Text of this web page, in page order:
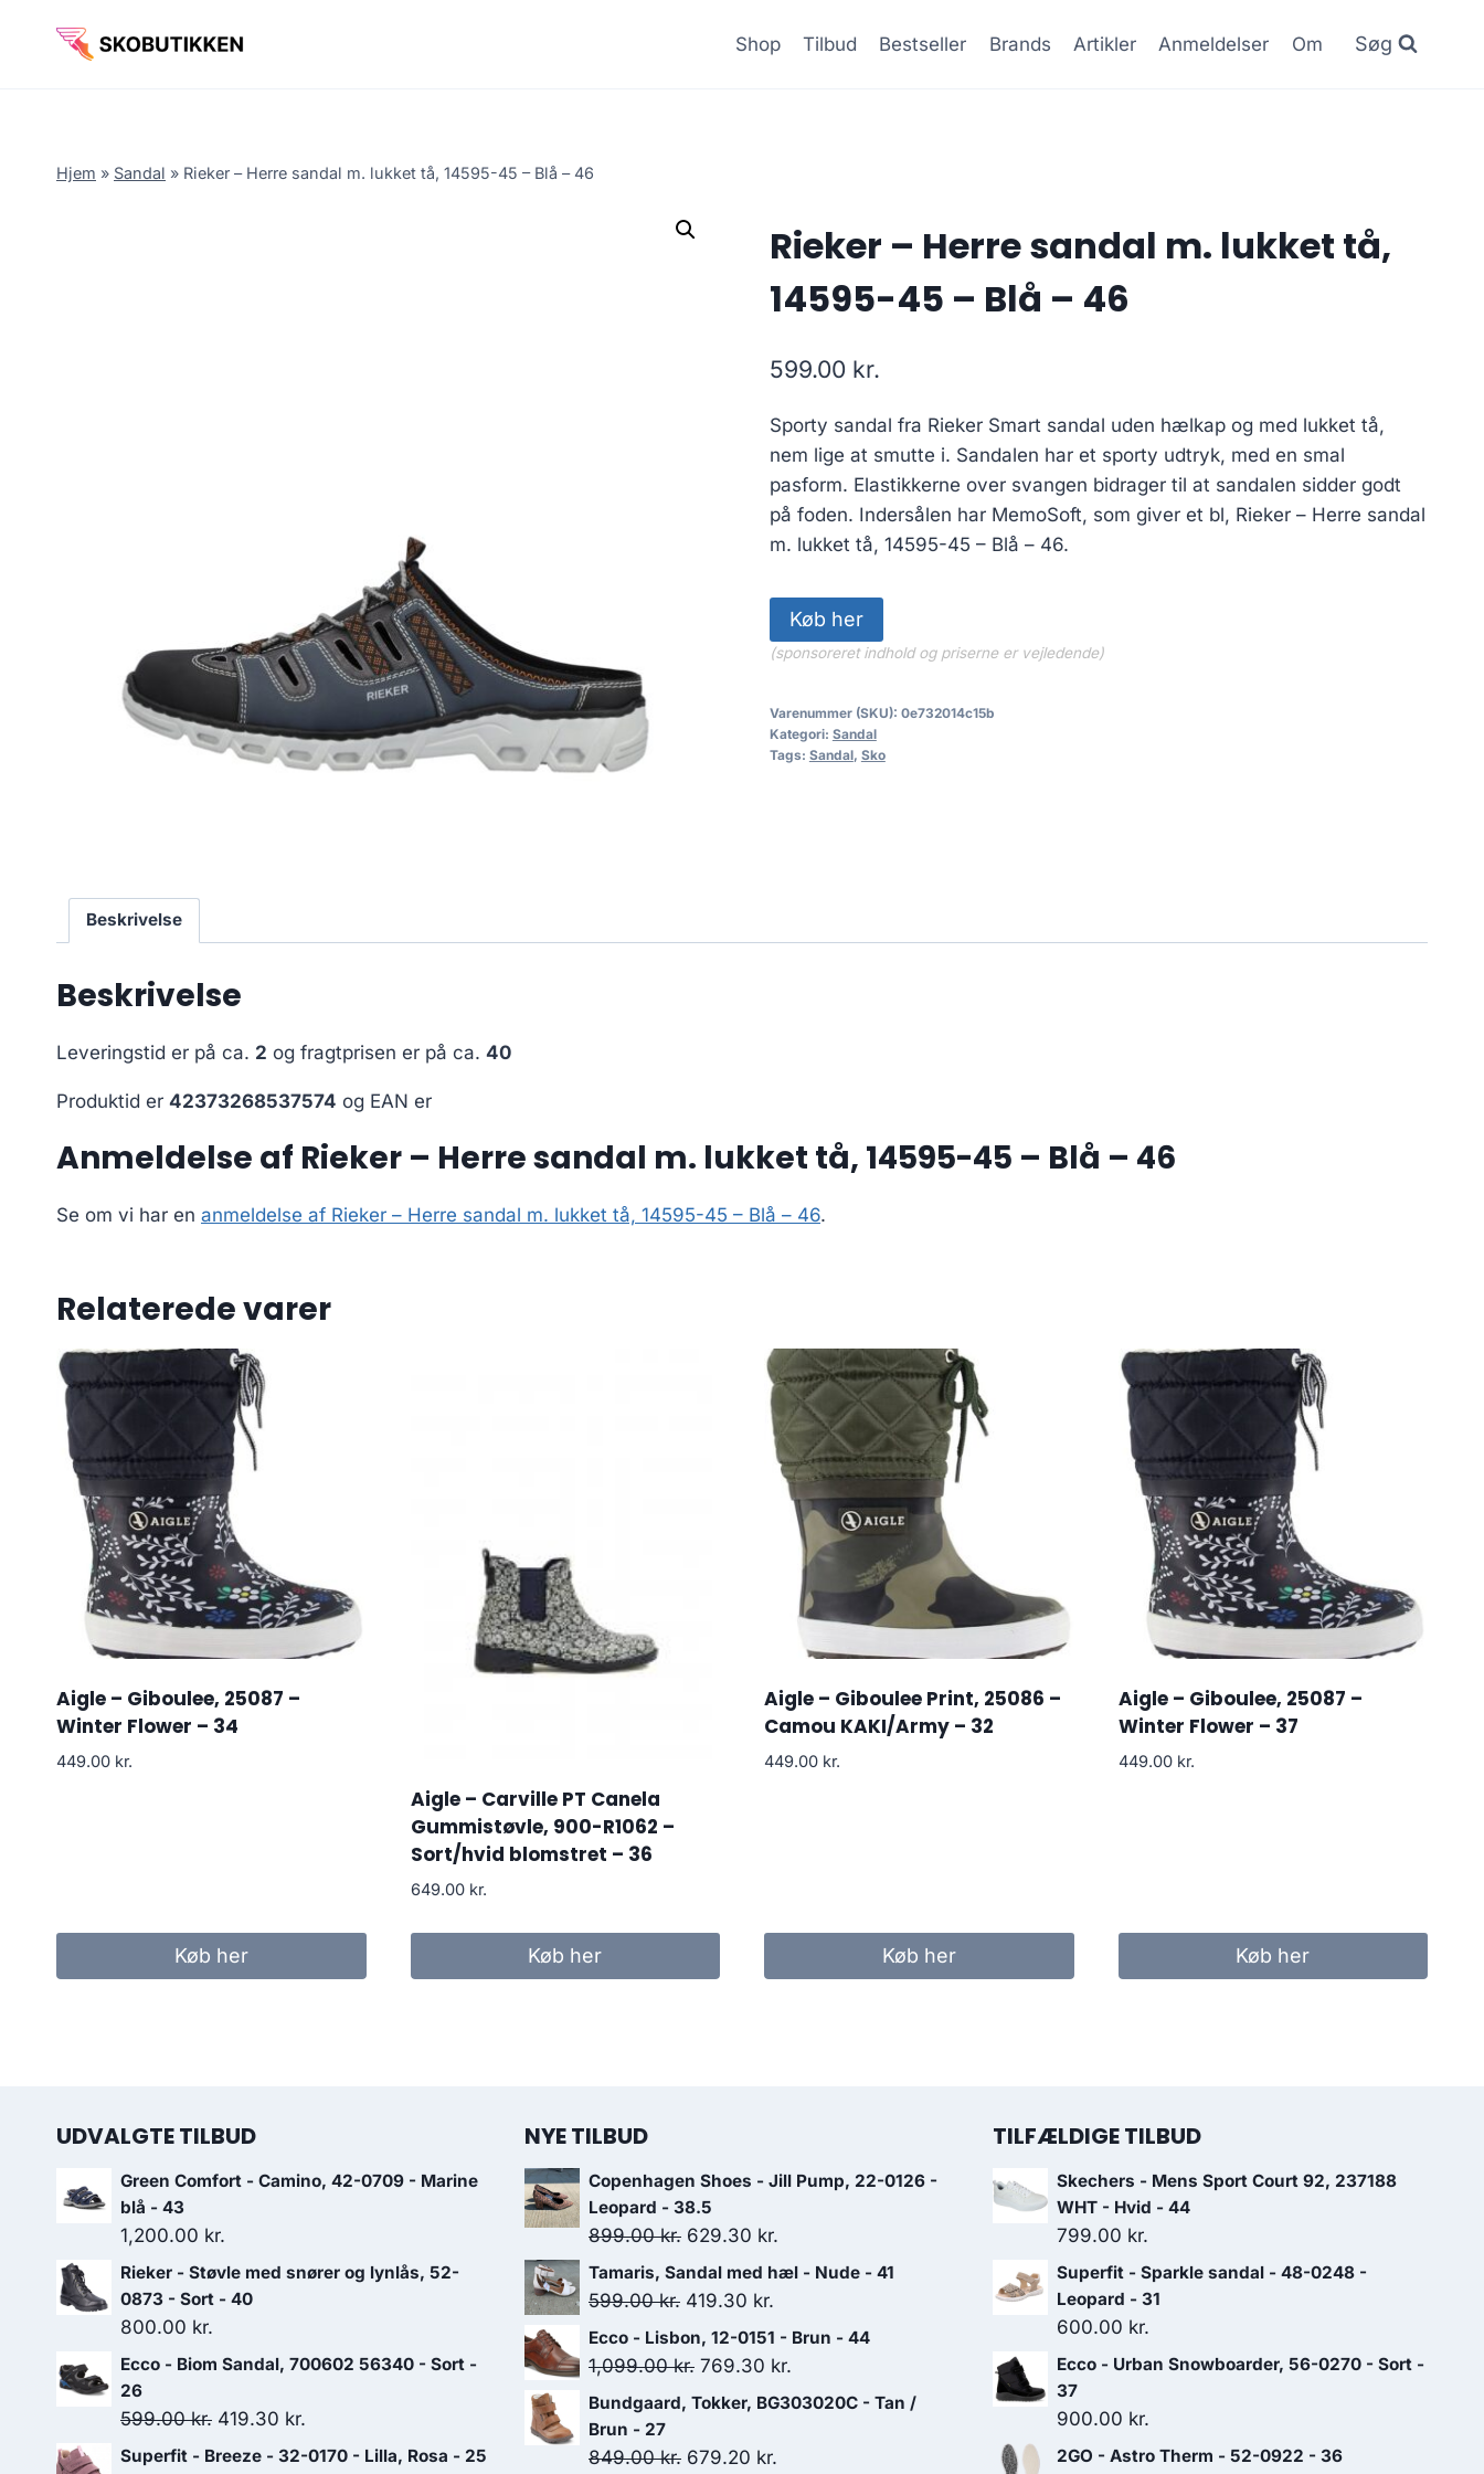
Shop Tilbud Bestseller Brands Artikler Anmeldelser Om Søg
Hjem » Sandal » Rieker – Herre sandal m. lukket tå, 14595-45 – Blå – 46
Rieker – Herre sandal m. lukket tå,
14595-45 – Blå – 46
599.00 kr.
Sporty sandal fra Rieker Smart sandal uden hælkap og med lukket tå,
nem lige at smutte i. Sandalen har et sporty udtryk, med en smal
pasform. Elastikkerne over svangen bidrager til at sandalen sidder godt
på foden. Indersålen har MemoSoft, som giver et bl, Rieker – Herre sandal
m. lukket tå, 14595-45 – Blå – 46.
Køb her
(sponsoreret indhold og priserne er vejledende)
Varenummer (SKU): 0e732014c15b
Kategori: Sandal
Tags: Sandal, Sko
Beskrivelse
Beskrivelse
Leveringstid er på ca. 2 og fragtprisen er på ca. 40
Produktid er 42373268537574 og EAN er
Anmeldelse af Rieker – Herre sandal m. lukket tå, 14595-45 – Blå – 46
Se om vi har en anmeldelse af Rieker – Herre sandal m. lukket tå, 14595-45 – Blå – 46.
Relaterede varer
Aigle – Giboulee, 25087 –
Winter Flower – 34
449.00 kr.
Køb her
Aigle – Carville PT Canela
Gummistøvle, 900-R1062 –
Sort/hvid blomstret – 36
649.00 kr.
Køb her
Aigle – Giboulee Print, 25086 –
Camou KAKI/Army – 32
449.00 kr.
Køb her
Aigle – Giboulee, 25087 –
Winter Flower – 37
449.00 kr.
Køb her
UDVALGTE TILBUD
Green Comfort - Camino, 42-0709 - Marine
blå - 43
1,200.00 kr.
Rieker - Støvle med snører og lynlås, 52-
0873 - Sort - 40
800.00 kr.
Ecco - Biom Sandal, 700602 56340 - Sort -
26
599.00kr. Den
oprindelige
419.30 kr.
aktuelle
Superfit - Breeze - 32-0170 - Lilla, Rosa - 25
NYE TILBUD
Copenhagen Shoes - Jill Pump, 22-0126 -
Leopard - 38.5
899.00kr. Den
oprindelige
pris
899.00 kr..
629.30 kr.
aktuelle
Tamaris, Sandal med hæl - Nude - 41
599.00kr. Den
oprindelige
pris
599.00 kr..
419.30 kr.
aktuelle
pris
Ecco - Lisbon, 12-0151 - Brun - 44
1,099.00kr. Den
oprindelige
var:
769.30 kr.
aktuelle
Bundgaard, Tokker, BG303020C - Tan /
Brun - 27
849.00kr. Den
679.20 kr.
TILFÆLDIGE TILBUD
Skechers - Mens Sport Court 92, 237188
WHT - Hvid - 44
799.00 kr.
Superfit - Sparkle sandal - 48-0248 -
Leopard - 31
600.00 kr.
Ecco - Urban Snowboarder, 56-0270 - Sort -
37
900.00 kr.
2GO - Astro Therm - 52-0922 - 36